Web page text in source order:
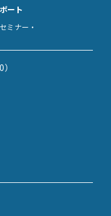
ート
ミナー・